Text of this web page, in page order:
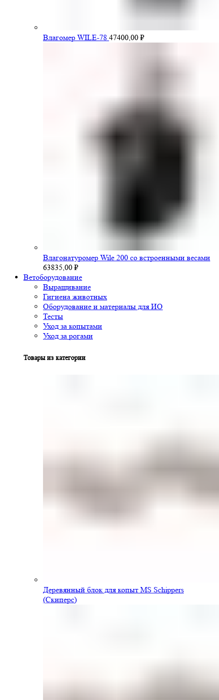
Влагомер WILE-78 47400,00 ₽
Влагонатуромер Wile 200 со встроенными весами
63835,00 ₽
Ветоборудование
Выращивание
Гигиена животных
Оборудование и материалы для ИО
Тесты
Уход за копытами
Уход за рогами
Товары из категории
Деревянный блок для копыт MS Schippers
(Скиперс)